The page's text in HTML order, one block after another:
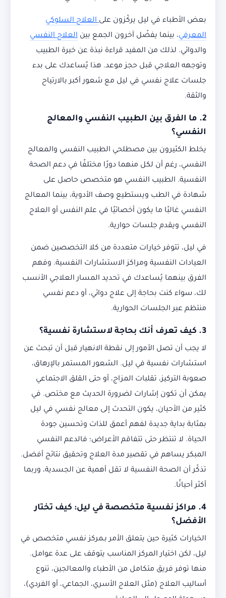
بعض الأطباء في ليل يركّزون علىالعلاج السلوكي
المعرفي، بينما يفضّل آخرون الجمع بين العلاج النفسي
والدوائي. لذلك من المفيد قراءة نبذة عن خبرة الطبيب
وتوجهه العلاجي قبل حجز موعد. هذا يُساعدك على بدء
جلسات علاج نفسي في ليل مع شعور أكبر بالارتياح
والثقة.
2. ما الفرق بين الطبيب النفسي والمعالج
النفسي؟
يخلط الكثيرون بين مصطلحي الطبيب النفسي والمعالج
النفسي، رغم أن لكل منهما دورًا مختلفًا في دعم الصحة
النفسية. الطبيب النفسي هو متخصص حاصل على
شهادة في الطب ويستطيع وصف الأدوية، بينما المعالج
النفسي غالبًا ما يكون أخصائيًا في علم النفس أو العلاج
النفسي ويقدم جلسات حوارية.
في ليل، تتوفر خيارات متعددة من كلا التخصصين ضمن
العيادات النفسية ومراكز الاستشارات النفسية. وفهم
الفرق بينهما يُساعدك في تحديد المسار العلاجي الأنسب
لك، سواء كنت بحاجة إلى علاج دوائي، أو دعم نفسي
منتظم عبر الجلسات الحوارية.
3. كيف تعرف أنك بحاجة لاستشارة نفسية؟
لا يجب أن تصل الأمور إلى نقطة الانهيار قبل أن تبحث عن
استشارات نفسية في ليل. الشعور المستمر بالإرهاق،
صعوبة التركيز، تقلبات المزاج، أو حتى القلق الاجتماعي
يمكن أن تكون إشارات لضرورة الحديث مع مختص. في
كثير من الأحيان، يكون التحدث إلى معالج نفسي في ليل
بمثابة بداية جديدة لفهم أعمق للذات وتحسين جودة
الحياة. لا تنتظر حتى تتفاقم الأعراض؛ فالدعم النفسي
المبكر يساهم في تقصير مدة العلاج وتحقيق نتائج أفضل.
تذكّر أن الصحة النفسية لا تقل أهمية عن الجسدية، وربما
أكثر أحيانًا.
4. مراكز نفسية متخصصة في ليل: كيف تختار
الأفضل؟
الخيارات كثيرة حين يتعلق الأمر بـمركز نفسي متخصص في
ليل، لكن اختيار المركز المناسب يتوقف على عدة عوامل.
منها توفر فريق متكامل من الأطباء والمعالجين، تنوع
أساليب العلاج (مثل العلاج الأسري، الجماعي، أو الفردي)،